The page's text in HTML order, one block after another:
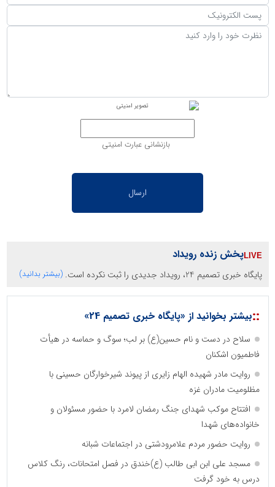
بازنشانی عبارت امنیتی
پخش زنده رویداد
پایگاه خبری تصمیم 24، رویداد جدیدی را ثبت نکرده است. (بیشتر بدانید)
::بیشتر بخوانید از «پایگاه خبری تصمیم 24»
سلاح در دست و نام حسین(ع) بر لب؛ سوگ و حماسه در هیأت
فاطمیون اشکنان
روایت مادر شهیده الهام زایری از پیوند شیرخوارگان حسینی با
مظلومیت مادران غزه
افتتاح موکب شهدای جنگ رمضان لامرد با حضور مسئولان و
خانواده‌های شهدا
روایت حضور مردم علامرودشتی در اجتماعات شبانه
مسجد علی ابن ابی طالب (ع)خندق در فصل امتحانات، رنگ کلاس
درس به خود گرفت